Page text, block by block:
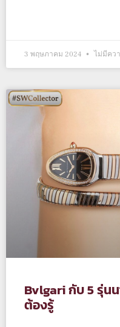
3 พฤษภาคม 2024 ไม่มีคว
Bvlgari กับ 5 รุ่น
ต้องรู้